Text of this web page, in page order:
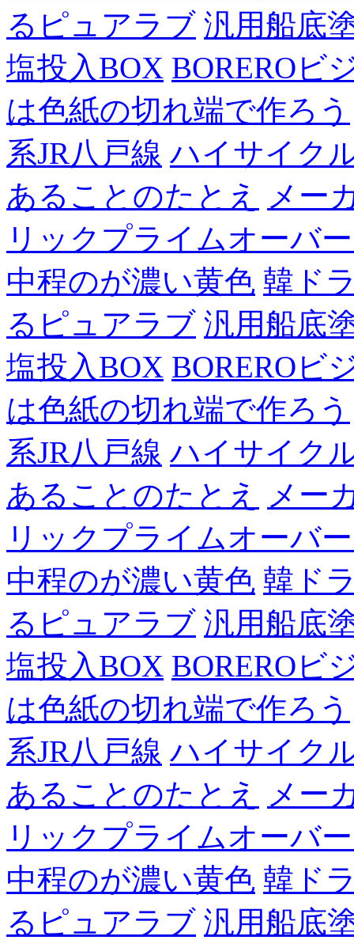
るピュアラブ 汎用船底
塩投入BOX BOREROビ
は色紙の切れ端で作ろう
系JR八戸線 ハイサイク
あることのたとえ
メー
リックプライムオーバ
中程のが濃い黄色 韓ド
るピュアラブ 汎用船底
塩投入BOX BOREROビ
は色紙の切れ端で作ろう
系JR八戸線 ハイサイク
あることのたとえ
メー
リックプライムオーバ
中程のが濃い黄色 韓ド
るピュアラブ 汎用船底
塩投入BOX BOREROビ
は色紙の切れ端で作ろう
系JR八戸線 ハイサイク
あることのたとえ
メー
リックプライムオーバ
中程のが濃い黄色 韓ド
るピュアラブ 汎用船底